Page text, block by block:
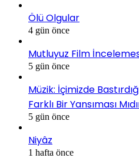
Ölü Olgular
4 gün önce
Mutluyuz Film
5 gün önce
Müzik: İçimizde
Farklı Bir Yansıması
5 gün önce
Niyâz
1 hafta önce